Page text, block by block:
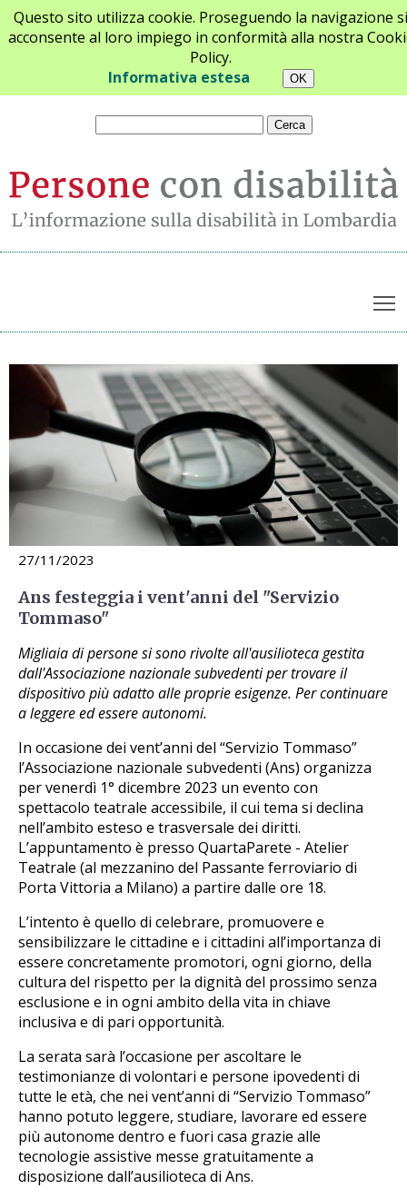
Questo sito utilizza cookie. Proseguendo la navigazione si
acconsente al loro impiego in conformità alla nostra
Policy.
Informativa estesa
Chi siamo Newsletter Contatti
Archivio notizie
27/11/2023
Ans festeggia i vent'anni del "Servizio
Tommaso"
Migliaia di persone si sono rivolte all'ausilioteca gestita
dall'Associazione nazionale subvedenti per trovare il
dispositivo più adatto alle proprie esigenze. Per continuare
a leggere ed essere autonomi.
In occasione dei vent’anni del “Servizio Tommaso”
l’Associazione nazionale subvedenti (Ans) organizza
per venerdì 1° dicembre 2023 un evento con
spettacolo teatrale accessibile, il cui tema si declina
nell’ambito esteso e trasversale dei diritti.
L’appuntamento è presso QuartaParete - Atelier
Teatrale (al mezzanino del Passante ferroviario di
Porta Vittoria a Milano) a partire dalle ore 18.
L’intento è quello di celebrare, promuovere e
sensibilizzare le cittadine e i cittadini all’importanza di
essere concretamente promotori, ogni giorno, della
cultura del rispetto per la dignità del prossimo senza
esclusione e in ogni ambito della vita in chiave
inclusiva e di pari opportunità.
La serata sarà l’occasione per ascoltare le
testimonianze di volontari e persone ipovedenti di
tutte le età, che nei vent’anni di “Servizio Tommaso”
hanno potuto leggere, studiare, lavorare ed essere
più autonome dentro e fuori casa grazie alle
tecnologie assistive messe gratuitamente a
disposizione dall’ausilioteca di Ans.